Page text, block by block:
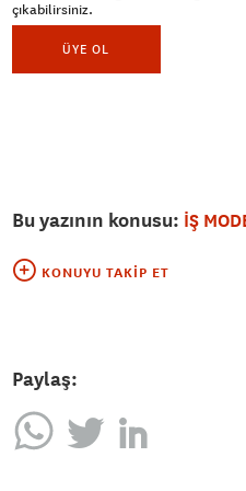
çıkabilirsiniz.
ÜYE OL
Bu yazının konusu: İŞ
KONUYU TAKIP ET
Paylaş: